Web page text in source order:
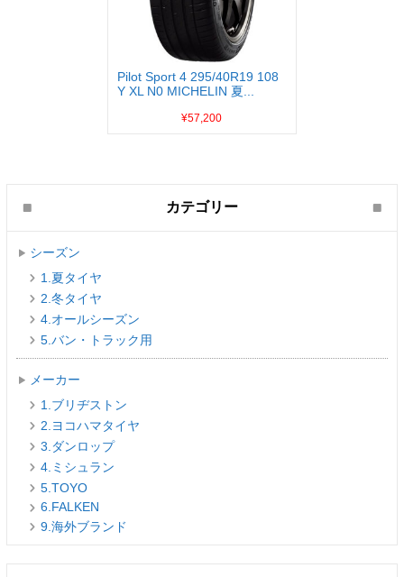
Pilot Sport 4 295/40R19 108
Y XL N0 MICHELIN 夏...
¥57,200
カテゴリー
シーズン
1.夏タイヤ
2.冬タイヤ
4.オールシーズン
5.バン・トラック用
メーカー
1.ブリヂストン
2.ヨコハマタイヤ
3.ダンロップ
4.ミシュラン
5.TOYO
6.FALKEN
9.海外ブランド